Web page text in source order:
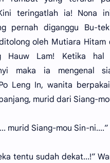
teringatlah ia! Nona
pernah diganggu Bu-
oleh Mutiara Hitam
Hauw Lam! Ketika
maka ia mengenal
Leng In, wanita
murid dari Siang-
murid Siang-mou Sin-ni....”
tentu sudah dekat...!”